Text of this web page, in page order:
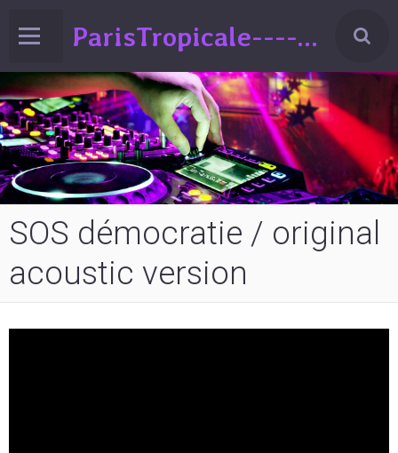
ParisTropicale-------Liberté-Egalité-Variété!!!(spectacle de Variéts Musique & Humour-sur la France-ed°2024
SOS démocratie / original
acoustic version